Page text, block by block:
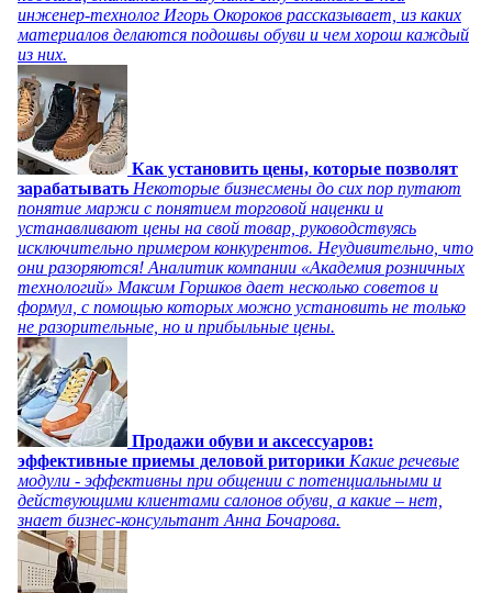
инженер-технолог Игорь Окороков рассказывает, из каких
материалов делаются подошвы обуви и чем хорош каждый
из них.
Как установить цены, которые позволят
зарабатывать Некоторые бизнесмены до сих пор путают
понятие маржи с понятием торговой наценки и
устанавливают цены на свой товар, руководствуясь
исключительно примером конкурентов. Неудивительно, что
они разоряются! Аналитик компании «Академия розничных
технологий» Максим Горшков дает несколько советов и
формул, с помощью которых можно установить не только
не разорительные, но и прибыльные цены.
Продажи обуви и аксессуаров:
эффективные приемы деловой риторики Какие речевые
модули - эффективны при общении с потенциальными и
действующими клиентами салонов обуви, а какие – нет,
знает бизнес-консультант Анна Бочарова.